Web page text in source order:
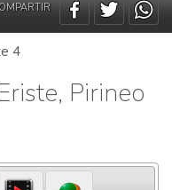
4
Pirineo